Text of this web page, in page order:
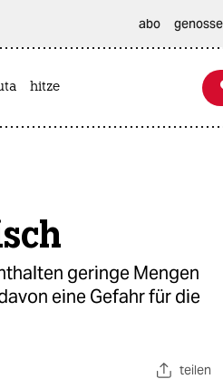
abo
hitze
geringe Mengen
eine Gefahr für die
teilen